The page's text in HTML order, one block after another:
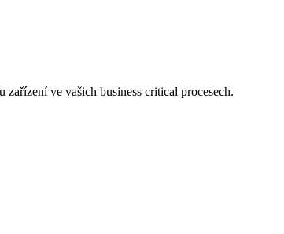
ve vašich business critical procesech.